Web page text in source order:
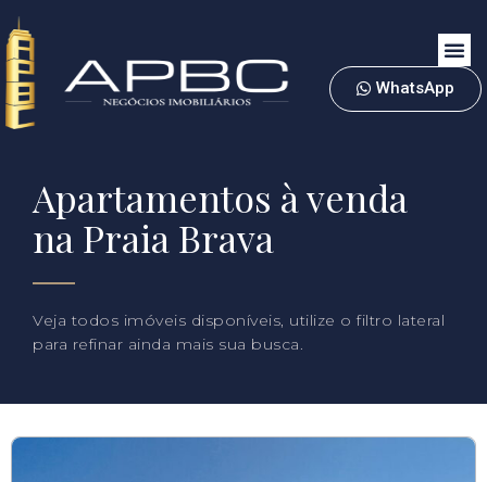
WhatsApp
Apartamentos à venda
na Praia Brava
Veja todos imóveis disponíveis, utilize o filtro lateral
para refinar ainda mais sua busca.